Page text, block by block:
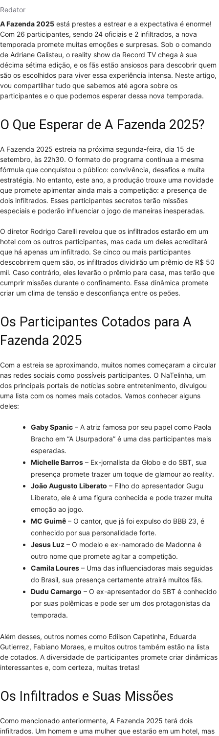
Redator
A Fazenda 2025 está prestes a estrear e a expectativa é enorme!
Com 26 participantes, sendo 24 oficiais e 2 infiltrados, a nova
temporada promete muitas emoções e surpresas. Sob o comando
de Adriane Galisteu, o reality show da Record TV chega à sua
décima sétima edição, e os fãs estão ansiosos para descobrir quem
são os escolhidos para viver essa experiência intensa. Neste artigo,
vou compartilhar tudo que sabemos até agora sobre os
participantes e o que podemos esperar dessa nova temporada.
O Que Esperar de A Fazenda 2025?
A Fazenda 2025 estreia na próxima segunda-feira, dia 15 de
setembro, às 22h30. O formato do programa continua a mesma
fórmula que conquistou o público: convivência, desafios e muita
estratégia. No entanto, este ano, a produção trouxe uma novidade
que promete apimentar ainda mais a competição: a presença de
dois infiltrados. Esses participantes secretos terão missões
especiais e poderão influenciar o jogo de maneiras inesperadas.
O diretor Rodrigo Carelli revelou que os infiltrados estarão em um
hotel com os outros participantes, mas cada um deles acreditará
que há apenas um infiltrado. Se cinco ou mais participantes
descobrirem quem são, os infiltrados dividirão um prêmio de R$ 50
mil. Caso contrário, eles levarão o prêmio para casa, mas terão que
cumprir missões durante o confinamento. Essa dinâmica promete
criar um clima de tensão e desconfiança entre os peões.
Os Participantes Cotados para A
Fazenda 2025
Com a estreia se aproximando, muitos nomes começaram a circular
nas redes sociais como possíveis participantes. O NaTelinha, um
dos principais portais de notícias sobre entretenimento, divulgou
uma lista com os nomes mais cotados. Vamos conhecer alguns
deles:
Gaby Spanic – A atriz famosa por seu papel como Paola
Bracho em “A Usurpadora” é uma das participantes mais
esperadas.
Michelle Barros – Ex-jornalista da Globo e do SBT, sua
presença promete trazer um toque de glamour ao reality.
João Augusto Liberato – Filho do apresentador Gugu
Liberato, ele é uma figura conhecida e pode trazer muita
emoção ao jogo.
MC Guimê – O cantor, que já foi expulso do BBB 23, é
conhecido por sua personalidade forte.
Jesus Luz – O modelo e ex-namorado de Madonna é
outro nome que promete agitar a competição.
Camila Loures – Uma das influenciadoras mais seguidas
do Brasil, sua presença certamente atrairá muitos fãs.
Dudu Camargo – O ex-apresentador do SBT é conhecido
por suas polêmicas e pode ser um dos protagonistas da
temporada.
Além desses, outros nomes como Edilson Capetinha, Eduarda
Gutierrez, Fabiano Moraes, e muitos outros também estão na lista
de cotados. A diversidade de participantes promete criar dinâmicas
interessantes e, com certeza, muitas tretas!
Os Infiltrados e Suas Missões
Como mencionado anteriormente, A Fazenda 2025 terá dois
infiltrados. Um homem e uma mulher que estarão em um hotel, mas